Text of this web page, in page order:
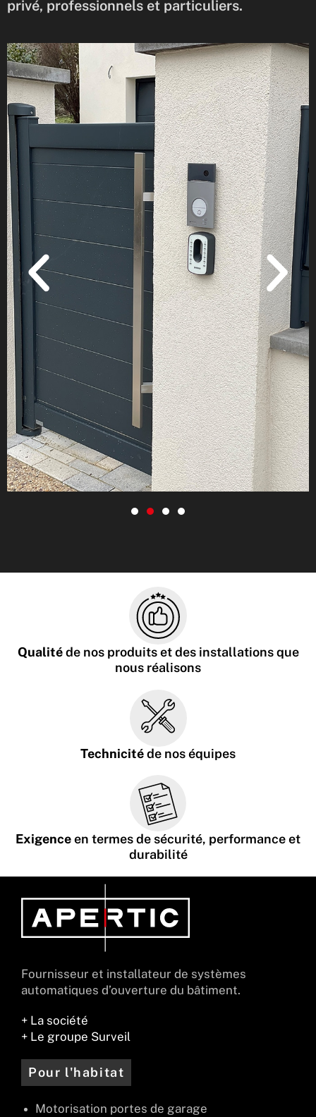
privé, professionnels et particuliers.
Qualitéde nos produits et des installations que
nous réalisons
Technicitéde nos équipes
Exigenceen termes de sécurité, performance et
durabilité
Fournisseur et installateur de systèmes
automatiques d’ouverture du bâtiment.
+ La société
+ Le groupe Surveil
Pour l'habitat
Motorisation portes de garage